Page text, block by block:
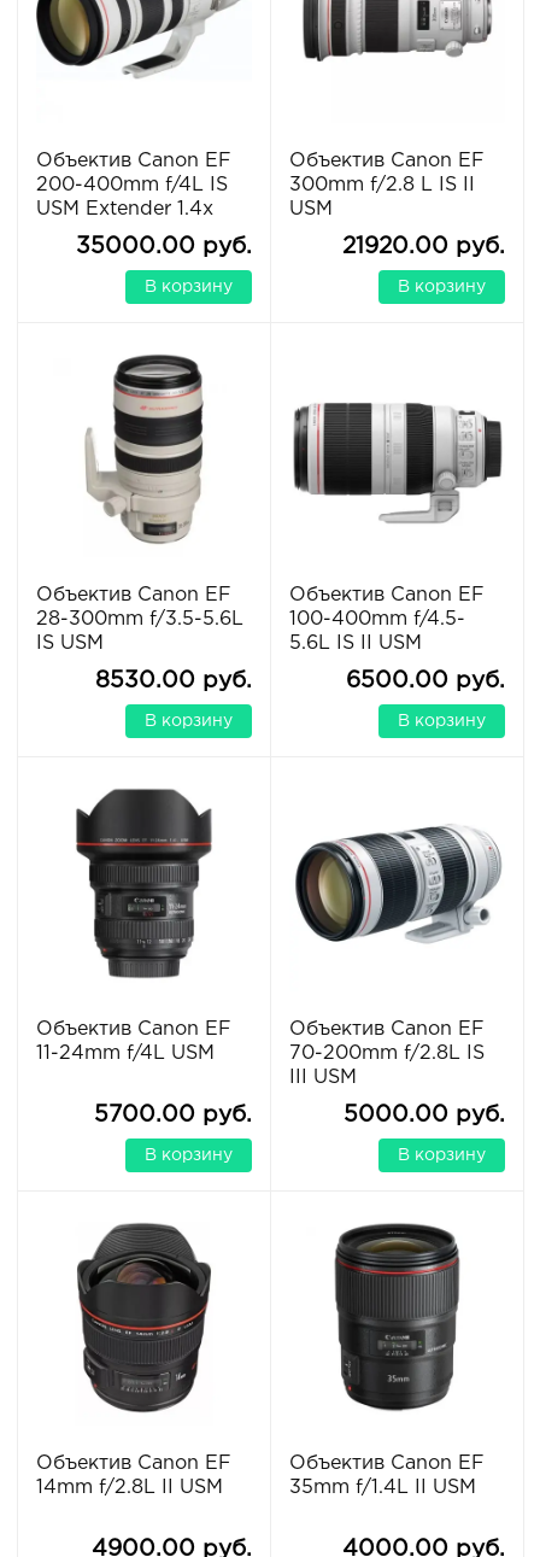
Объектив Canon EF
200-400mm f/4L IS
USM Extender 1.4x
35000.00 руб.
В корзину
Объектив Canon EF
300mm f/2.8 L IS II
USM
21920.00 руб.
В корзину
Объектив Canon EF
28-300mm f/3.5-5.6L
IS USM
8530.00 руб.
В корзину
Объектив Canon EF
100-400mm f/4.5-
5.6L IS II USM
6500.00 руб.
В корзину
Объектив Canon EF
11-24mm f/4L USM
5700.00 руб.
В корзину
Объектив Canon EF
70-200mm f/2.8L IS
III USM
5000.00 руб.
В корзину
Объектив Canon EF
14mm f/2.8L II USM
4900.00 руб.
Объектив Canon EF
35mm f/1.4L II USM
4000.00 руб.